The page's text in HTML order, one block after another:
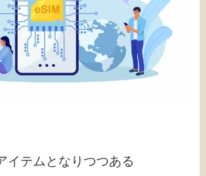
イテムとなりつつある